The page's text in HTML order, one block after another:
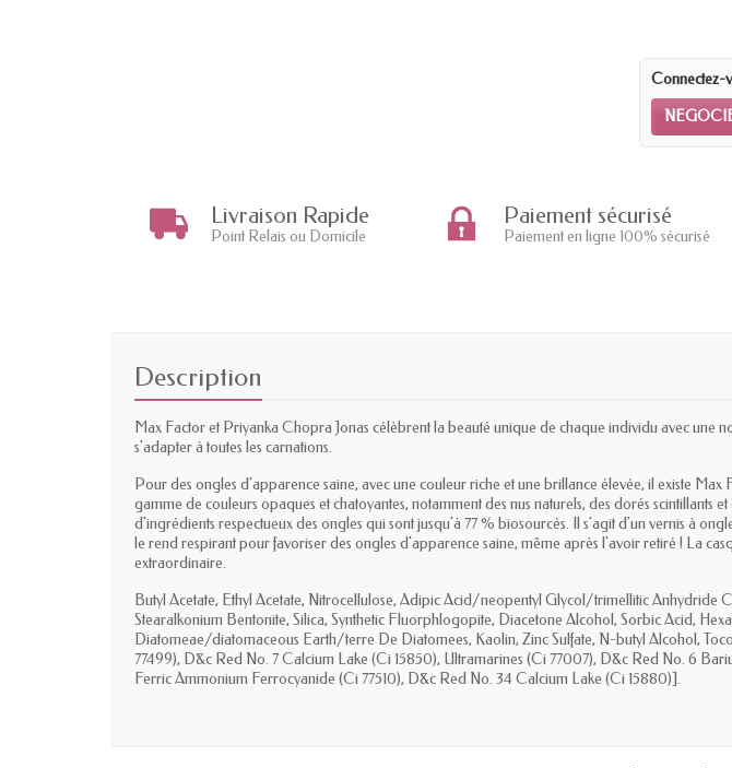
Connectez-
Livraison Rapide
Point Relais ou Domicile
Paiement sécurisé
Paiement en ligne 100% sécurisé
Description
Max Factor et Priyanka Chopra Jonas célèbrent la beauté unique de chaque individu avec une
s'adapter à toutes les carnations.
Pour des ongles d'apparence saine, avec une couleur riche et une brillance élevée, il existe
gamme de couleurs opaques et chatoyantes, notamment des nus naturels, des dorés
d'ingrédients respectueux des ongles qui sont jusqu'à 77 % biosourcés. Il s'agit d'un vernis à
le rend respirant pour favoriser des ongles d'apparence saine, même après l'avoir retiré ! La
extraordinaire.
Butyl Acetate, Ethyl Acetate, Nitrocellulose, Adipic Acid/neopentyl Glycol/trimellitic
Stearalkonium Bentonite, Silica, Synthetic Fluorphlogopite, Diacetone Alcohol, Sorbic Acid,
Diatomeae/diatomaceous Earth/terre De Diatomees, Kaolin, Zinc Sulfate, N-butyl Alcohol,
77499), D&c Red No. 7 Calcium Lake (Ci 15850), Ultramarines (Ci 77007), D&c Red No. 6
Ferric Ammonium Ferrocyanide (Ci 77510), D&c Red No. 34 Calcium Lake (Ci 15880)].